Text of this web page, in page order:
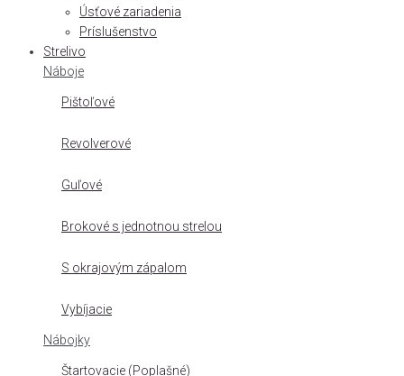
Úsťové zariadenia
Príslušenstvo
Strelivo
Náboje
Pištoľové
Revolverové
Guľové
Brokové s jednotnou strelou
S okrajovým zápalom
Vybíjacie
Nábojky
Štartovacie (Poplašné)